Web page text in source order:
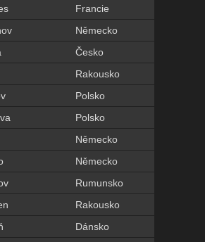
Francie
Německo
Česko
Rakousko
Polsko
Polsko
Německo
Německo
Rumunsko
Rakousko
Dánsko